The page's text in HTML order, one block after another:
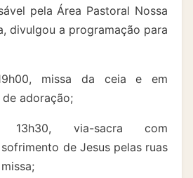
pela Área Pastoral Nossa
divulgou a programação para
missa da ceia e em
adoração;
via-sacra com
de Jesus pelas ruas